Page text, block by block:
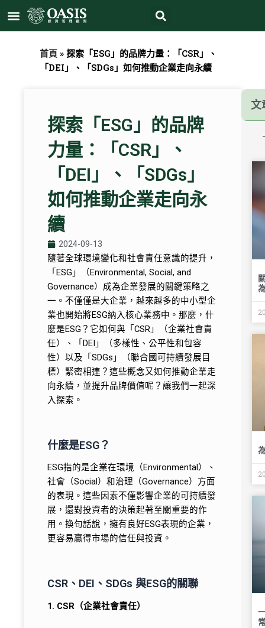
至
主
Menu Search
首頁 » 探索「ESG」的品牌力量：「CSR」、
「DEI」、「SDGs」如何推動企業走向永續
探索「ESG」的品牌
力量：「CSR」、
「DEI」、「SDGs」
如何推動企業走向永
續
2024-09-13
隨著全球環境變化和社會責任意識的提升，
「ESG」（Environmental, Social, and
Governance）成為企業發展的關鍵策略之
一。不僅僅是大企業，越來越多的中小型企
業也開始將ESG納入核心業務中。那麼，什
麼是ESG？它如何與「CSR」（企業社會責
任）、「DEI」（多樣性、公平性和包容
性）以及「SDGs」（聯合國可持續發展目
標）緊密相連？這些概念又如何推動企業走
向永續，並提升品牌價值呢？讓我們一起深
入探索。
什麼是ESG？
ESG指的是企業在環境（Environmental）、
社會（Social）和治理（Governance）方面
的表現。這些因素不僅影響企業的可持續發
展，還對投資者的決策起著至關重要的作
用。換句話說，擁有良好ESG表現的企業，
更容易贏得市場的信任與投資。
CSR、DEI、SDGs 與ESG的關聯
1. CSR（企業社會責任）
文